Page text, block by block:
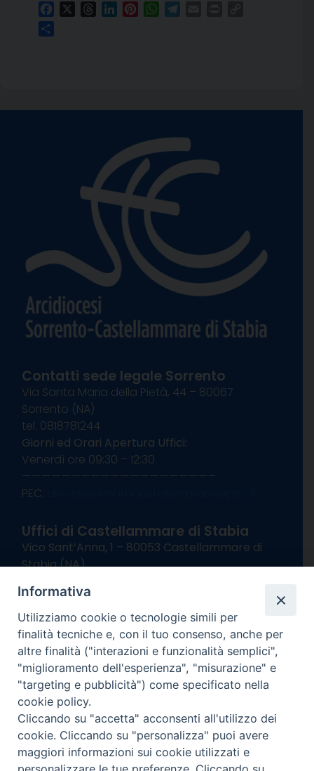
FacebookThreadsLinkedInPinterestWhatsApp
Contatti sede legale Sorrento
Via Santa Maria della Pietà, 44 – 80067
Sorrento (NA)
tel. 0818781244
Giorni ed Orari Apertura Uffici:
Venerdì ore 09:30 – 12:30
———————————————————–
PEC:
Uffici di Castellammare di Stabia
Vico Sant’Anna, 1 – 80053 Castellammare di
Stabia (NA)
Giorni ed Orari Apertura Uffici:
Lunedì e Mercoledì ore 09:00 – 13:00
Uffici Matrimoni:
Lunedì e Mercoledì ore 09:30 – 12:30
seguici su
Channel
Informativa Privacy
COPYRIGHT © 2013-2025
Informativa
Utilizziamo cookie o tecnologie simili per
finalità tecniche e, con il tuo consenso, anche per
altre finalità ("interazioni e funzionalità semplici",
"miglioramento dell'esperienza", "misurazione" e
"targeting e pubblicità") come specificato nella
cookie policy.
Cliccando su "accetta" acconsenti all'utilizzo dei
cookie. Cliccando su "personalizza" puoi avere
maggiori informazioni sui cookie utilizzati e